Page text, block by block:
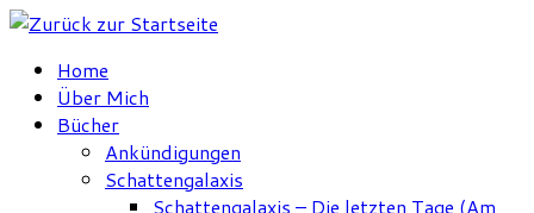
Zum
springenHome
Über Mich
Bücher
Ankündigungen
Schattengalaxis
Schattengalaxis – Die letzten Tage (Am